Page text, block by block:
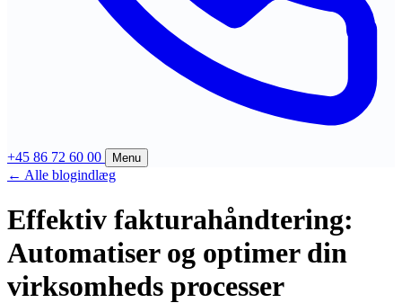
+45 86 72 60 00 Menu
Bliv compliant
Virksomheder
Support
FAQ
Digisense
← Alle blogindlæg
Effektiv fakturahåndtering:
Automatiser og optimer din
virksomheds processer